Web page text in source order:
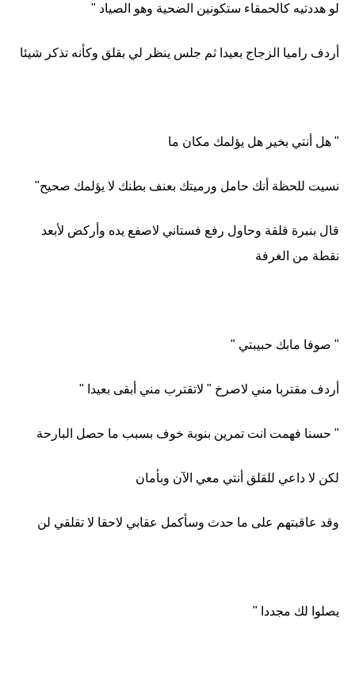
لو هددتيه كالحمقاء ستكونين الضحية وهو الصياد "
أردف راميا الزجاج بعيدا ثم جلس ينظر لي بقلق وكأنه تذكر شيئا
" هل أنتي بخير هل يؤلمك مكان ما
نسيت للحظة أنك حامل ورميتك بعنف بطنك لا يؤلمك صحيح"
قال بنبرة قلقة وحاول رفع فستاني لاصفع يده وأركض لأبعد
نقطة من الغرفة
" صوفا مابك حبيبتي "
أردف مقتربا مني لاصرخ " لاتقترب مني أبقى بعيدا "
" حسنا فهمت انت تمرين بنوبة خوف بسبب ما حصل البارحة
لكن لا داعي للقلق أنتي معي الآن وبأمان
وقد عاقبتهم على ما حدث وسأكمل عقابي لاحقا لا تقلقي لن
يصلوا لك مجددا "